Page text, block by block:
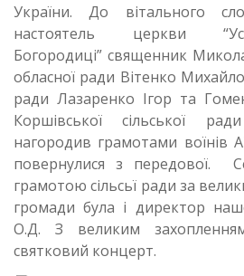
України. До вітального
настоятель церкви
Богородиці” священник
обласної ради Вітенко
ради Лазаренко Ігор та
Коршівської сільської
нагородив грамотами воїнів
повернулися з передової.
грамотою сільсьї ради за
громади була і директор
О.Д. З великим
святковий концерт.